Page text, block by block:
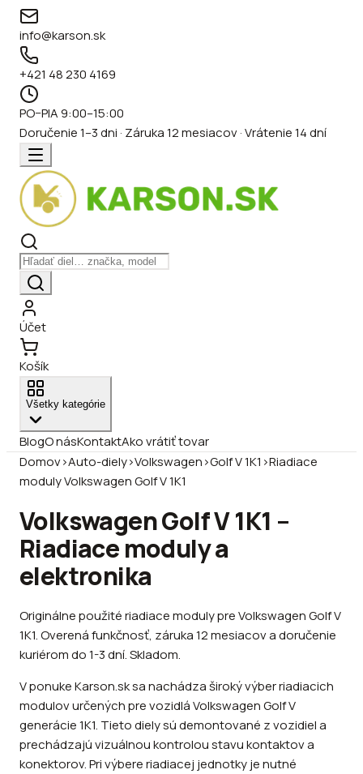
info@karson.sk
+421 48 230 4169
PO–PIA 9:00–15:00
Doručenie 1–3 dni · Záruka 12 mesiacov · Vrátenie 14 dní
Účet
Košík
Všetky kategórie
BlogO násKontaktAko vrátiť tovar
Domov›Auto-diely›Volkswagen›Golf V 1K1 ›Riadiace
moduly Volkswagen Golf V 1K1
Volkswagen Golf V 1K1 –
Riadiace moduly a
elektronika
Originálne použité riadiace moduly pre Volkswagen Golf V
1K1. Overená funkčnosť, záruka 12 mesiacov a doručenie
kuriérom do 1-3 dní. Skladom.
V ponuke Karson.sk sa nachádza široký výber riadiacich
modulov určených pre vozidlá Volkswagen Golf V
generácie 1K1. Tieto diely sú demontované z vozidiel a
prechádzajú vizuálnou kontrolou stavu kontaktov a
konektorov. Pri výbere riadiacej jednotky je nutné